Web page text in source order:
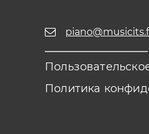
Политика